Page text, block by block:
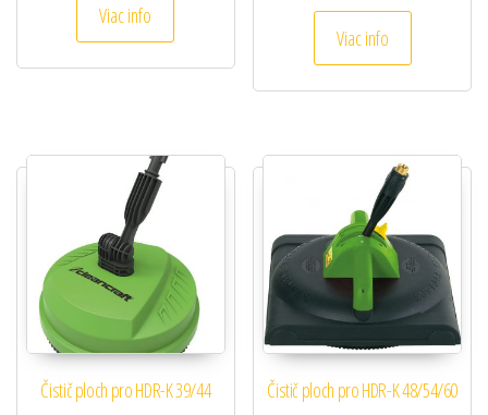
Viac info
Viac info
Čistič ploch pro HDR-K 39/44 Čistič ploch pro HDR-K 48/54/60